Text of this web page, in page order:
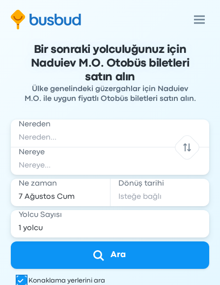
Bir sonraki yolculuğunuz için
Naduiev M.O. Otobüs biletleri
satın alın
Ülke genelindeki güzergahlar için Naduiev
M.O. ile uygun fiyatlı Otobüs biletleri satın alın.
Nereden
Nereye
Ne zaman Dönüş tarihi
Yolcu Sayısı
Ara
Konaklama yerlerini ara